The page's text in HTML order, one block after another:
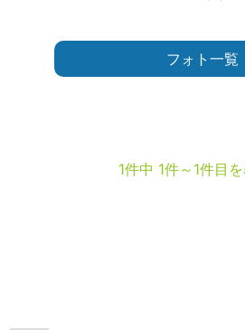
フォト一覧
1件中 1件～1件目